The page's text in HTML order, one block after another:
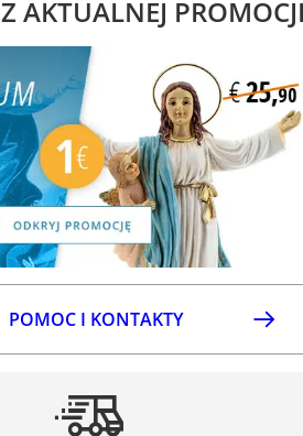
AKTUALNEJ
POMOC I KONTAKTY